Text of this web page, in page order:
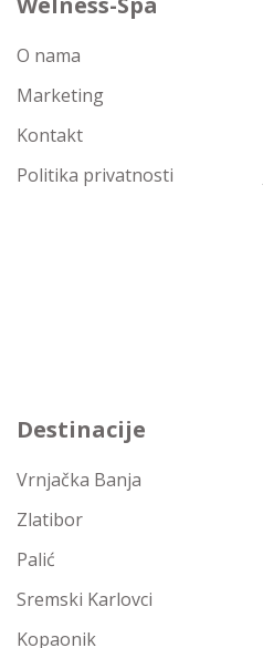
O nama
Marketing
Kontakt
Politika privatnosti
Destinacije
Vrnjačka Banja
Zlatibor
Palić
Sremski Karlovci
Kopaonik